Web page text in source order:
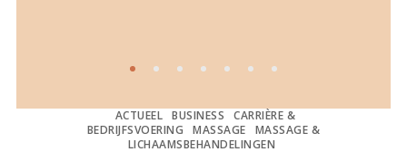
ACTUEEL BUSINESS
CARRIÈRE &
BEDRIJFSVOERING
MASSAGE
MASSAGE &
LICHAAMSBEHANDELINGEN